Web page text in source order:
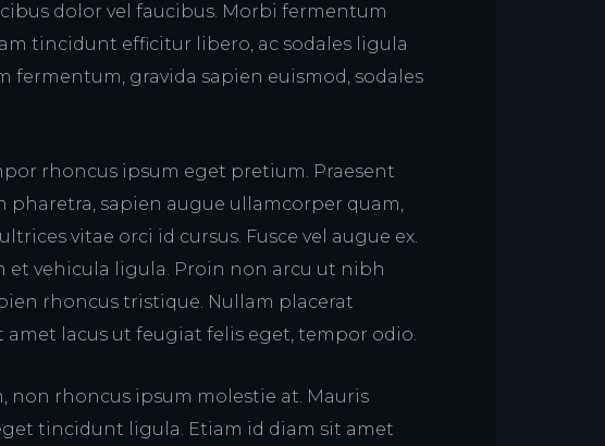
dolor vel faucibus. Morbi fermentum
tincidunt efficitur libero, ac sodales ligula
fermentum, gravida sapien euismod, sodales
rhoncus ipsum eget pretium. Praesent
pharetra, sapien augue ullamcorper quam,
vitae orci id cursus. Fusce vel augue ex.
et vehicula ligula. Proin non arcu ut nibh
rhoncus tristique. Nullam placerat
lacus ut feugiat felis eget, tempor odio.
rhoncus ipsum molestie at. Mauris
tincidunt ligula. Etiam id diam sit amet